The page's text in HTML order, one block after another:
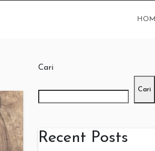
Cari
Cari
Recent Posts